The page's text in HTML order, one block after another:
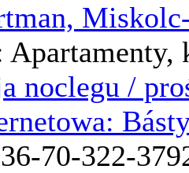
noclegu /
70-322-